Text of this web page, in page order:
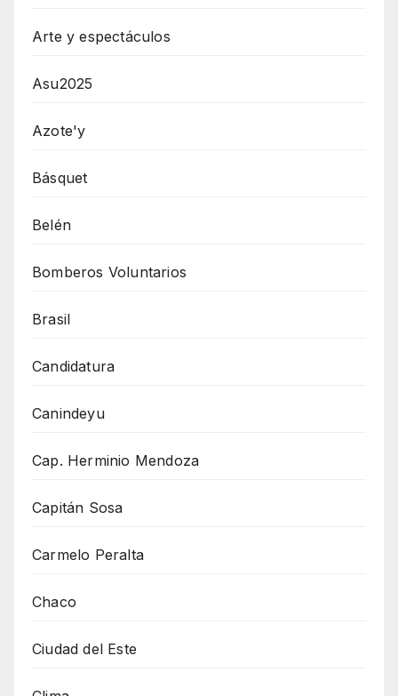
Arte y espectáculos
Asu2025
Azote'y
Básquet
Belén
Bomberos Voluntarios
Brasil
Candidatura
Canindeyu
Cap. Herminio Mendoza
Capitán Sosa
Carmelo Peralta
Chaco
Ciudad del Este